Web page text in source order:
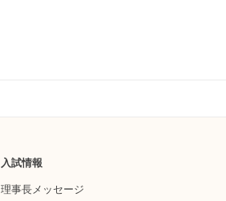
入試情報
理事長メッセージ